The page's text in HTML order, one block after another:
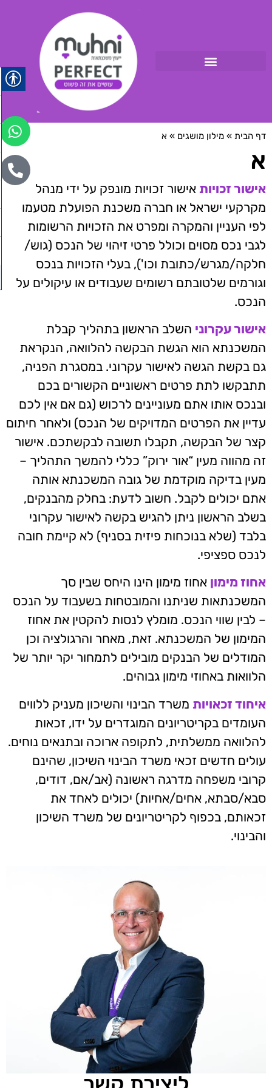
דף הבית » מילון מושגים » א
א
אישור זכויות אישור זכויות מונפק על ידי מנהל
מקרקעי ישראל או חברה משכנת הפועלת מטעמו
לפי העניין והמקרה ומפרט את הזכויות הרשומות
לגבי נכס מסוים וכולל פרטי זיהוי של הנכס (גוש/
חלקה/מגרש/כתובת וכו'), בעלי הזכויות בנכס
וגורמים שלטובתם רשומים שעבודים או עיקולים על
הנכס.
אישור עקרוני השלב הראשון בתהליך קבלת
המשכנתא הוא הגשת הבקשה להלוואה, הנקראת
גם בקשת הגשה לאישור עקרוני. במסגרת הפניה,
תתבקשו לתת פרטים ראשוניים הקשורים בכם
ובנכס אותו אתם מעוניינים לרכוש (גם אם אין לכם
עדיין את הפרטים המדויקים של הנכס) ולאחר חיתום
קצר של הבקשה, תקבלו תשובה לבקשתכם. אישור
זה מהווה מעין “אור ירוק” כללי להמשך התהליך –
מעין בדיקה מוקדמת של גובה המשכנתא אותה
אתם יכולים לקבל. חשוב לדעת: בחלק מהבנקים,
בשלב הראשון ניתן להגיש בקשה לאישור עקרוני
בלבד (שלא בנוכחות פיזית בסניף) לא קיימת חובה
לנכס ספציפי.
אחוז מימון אחוז מימון הינו היחס שבין סך
המשכנתאות שניתנו והמובטחות בשעבוד על הנכס
– לבין שווי הנכס. מומלץ לנסות להקטין את אחוז
המימון של המשכנתא. זאת, מאחר והרגולציה וכן
המודלים של הבנקים מובילים לתמחור יקר יותר של
הלוואות באחוזי מימון גבוהים.
איחוד זכאויות משרד הבינוי והשיכון מעניק ללווים
העומדים בקריטריונים המוגדרים על ידו, זכאות
להלוואה ממשלתית, לתקופה ארוכה ובתנאים נוחים.
עולים חדשים זכאי משרד הבינוי השיכון, שהינם
קרובי משפחה מדרגה ראשונה (אב/אם, דודים,
סבא/סבתא, אחים/אחיות) יכולים לאחד את
זכאותם, בכפוף לקריטריונים של משרד השיכון
והבינוי.